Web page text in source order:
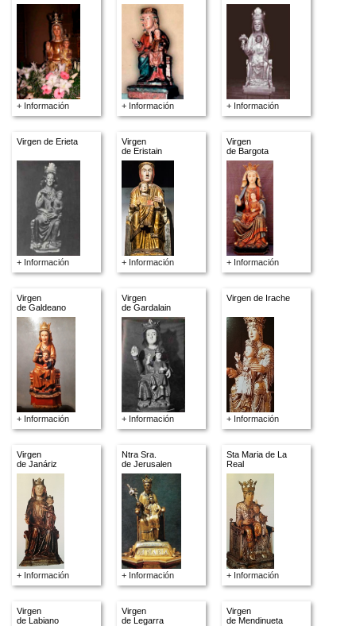
+ Información + Información + Información
Virgen de Erieta
+ Información
Virgen
de Eristain
+ Información
Virgen
de Bargota
+ Información
Virgen
de Galdeano
+ Información
Virgen
de Gardalain
+ Información
Virgen de Irache
+ Información
Virgen
de Janáriz
+ Información
Ntra Sra.
de Jerusalen
+ Información
Sta Maria de La
Real
+ Información
Virgen
de Labiano
Virgen
de Legarra
Virgen
de Mendinueta